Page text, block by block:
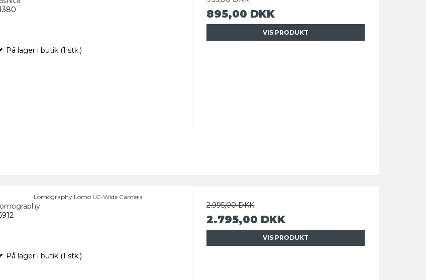
På lager i butik (1 stk.)
895,00 DKK
VIS PRODUKT
Lomography Lomo LC-Wide Camera
På lager i butik (1 stk.)
2.995,00 DKK
2.795,00 DKK
VIS PRODUKT